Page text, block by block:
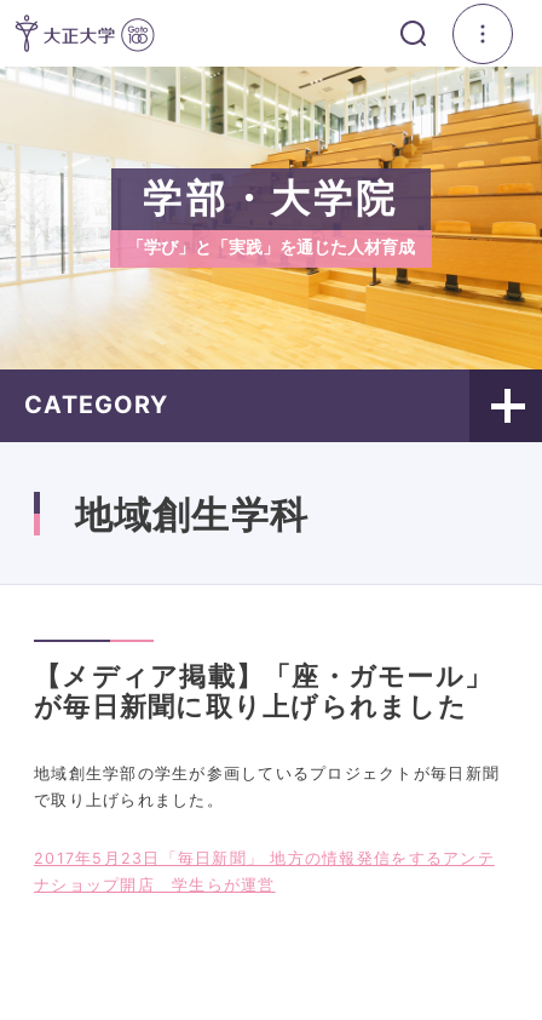
学部・大学院
「学び」と「実践」を通じた人材育成
CATEGORY
地域創生学科
【メディア掲載】「座・ガモール」
が毎日新聞に取り上げられました
地域創生学部の学生が参画しているプロジェクトが毎日新聞
で取り上げられました。
2017年5月23日「毎日新聞」 地方の情報発信をするアンテ
ナショップ開店 学生らが運営